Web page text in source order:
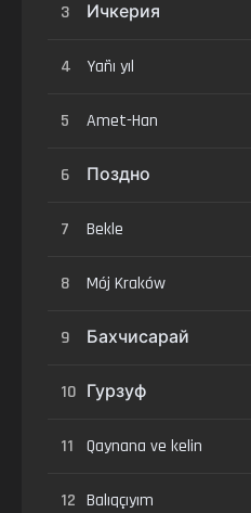
3 Ичкерия
4 Yañı yıl
5 Amet-Han
6 Поздно
7 Bekle
8 Mój Kraków
9 Бахчисарай
10 Гурзуф
11 Qaynana ve kelin
12 Balıqçıyım